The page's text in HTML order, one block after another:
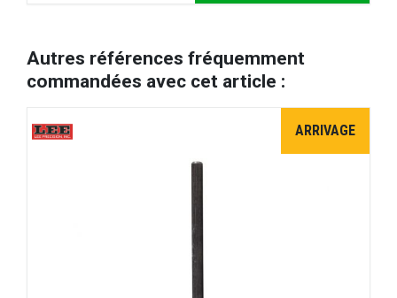
Autres références fréquemment
commandées avec cet article :
ARRIVAGE